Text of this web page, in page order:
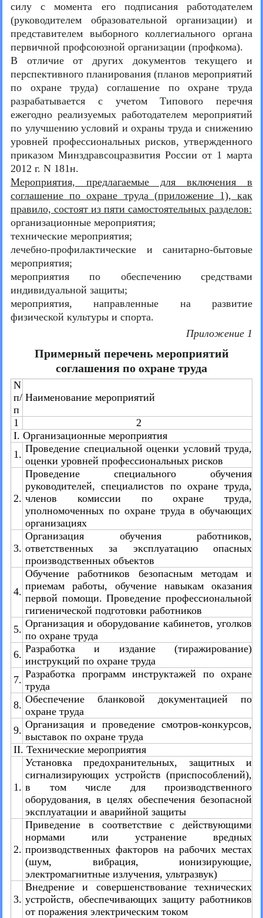
силу с момента его подписания работодателем
(руководителем образовательной организации) и
представителем выборного коллегиального органа
первичной профсоюзной организации (профкома).
В отличие от других документов текущего и
перспективного планирования (планов мероприятий
по охране труда) соглашение по охране труда
разрабатывается с учетом Типового перечня
ежегодно реализуемых работодателем мероприятий
по улучшению условий и охраны труда и снижению
уровней профессиональных рисков, утвержденного
приказом Минздравсоцразвития России от 1 марта
2012 г. N 181н.
Мероприятия, предлагаемые для включения в
соглашение по охране труда (приложение 1), как
правило, состоят из пяти самостоятельных разделов:
организационные мероприятия;
технические мероприятия;
лечебно-профилактические и санитарно-бытовые
мероприятия;
мероприятия по обеспечению средствами
индивидуальной защиты;
мероприятия, направленные на развитие
физической культуры и спорта.
Приложение 1
Примерный перечень мероприятий
соглашения по охране труда
N
п/
п
Наименование мероприятий
1
2
I. Организационные мероприятия
1. Проведение специальной оценки условий труда,
оценки уровней профессиональных рисков
2.
Проведение специального обучения
руководителей, специалистов по охране труда,
членов комиссии по охране труда,
уполномоченных по охране труда в обучающих
организациях
3.
Организация обучения работников,
ответственных за эксплуатацию опасных
производственных объектов
4.
Обучение работников безопасным методам и
приемам работы, обучение навыкам оказания
первой помощи. Проведение профессиональной
гигиенической подготовки работников
5. Организация и оборудование кабинетов, уголков
по охране труда
6. Разработка и издание (тиражирование)
инструкций по охране труда
7. Разработка программ инструктажей по охране
труда
8. Обеспечение бланковой документацией по
охране труда
9. Организация и проведение смотров-конкурсов,
выставок по охране труда
II. Технические мероприятия
1.
Установка предохранительных, защитных и
сигнализирующих устройств (приспособлений),
в том числе для производственного
оборудования, в целях обеспечения безопасной
эксплуатации и аварийной защиты
2.
Приведение в соответствие с действующими
нормами или устранение вредных
производственных факторов на рабочих местах
(шум, вибрация, ионизирующие,
электромагнитные излучения, ультразвук)
3.
Внедрение и совершенствование технических
устройств, обеспечивающих защиту работников
от поражения электрическим током